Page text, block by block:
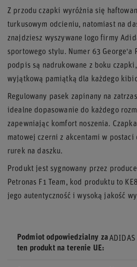
Z przodu czapki wyróżnia się
turkusowym odcieniu, natomiast na
znajdziesz wyszywane logo firmy
sportowego stylu. Numer 63 George'a
podpis są nadrukowane z boku
wyjątkową pamiątką dla każdego
Regulowany pasek zapinany na
idealne dopasowanie do każdego
zapewniając komfort noszenia.
matowej czerni z akcentami w postaci
rurek na daszku.
Produkt jest sygnowany przez
Petronas F1 Team, kod produktu to
jego autentyczność i wysoką jakość
Podmiot odpowiedzialny za
ten produkt na terenie UE
ADIDAS